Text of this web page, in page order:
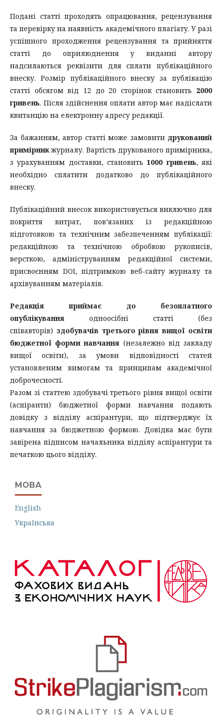
Подані статті проходять опрацювання, рецензування
та перевірку на наявність академічного плагіату. У разі
успішного проходження рецензування та прийняття
статті до оприлюднення у виданні автору
надсилаються реквізити для сплати публікаційного
внеску. Розмір публікаційного внеску за публікацію
статті обсягом від 12 до 20 сторінок становить 2000
гривень. Після здійснення оплати автор має надіслати
квитанцію на електронну адресу редакції.
За бажанням, автор статті може замовити друкований
примірникжурналу. Вартість друкованого примірника,
з урахуванням доставки, становить1000 гривень, які
необхідно сплатити додатково до публікаційного
внеску.
Публікаційний внесок використовується виключно для
покриття витрат, пов’язаних із редакційною
підготовкою та технічним забезпеченням публікації:
редакційною та технічною обробкою рукописів,
версткою, адмініструванням редакційної системи,
присвоєнням DOI, підтримкою веб-сайту журналу та
архівуванням матеріалів.
Редакція приймає до безоплатного
опублікування одноосібні статті (без
співавторів) здобувачів третього рівня вищої освіти
бюджетної форми навчання (незалежно від закладу
вищої освіти), за умови відповідності статей
установленим вимогам та принципам академічної
доброчесності.
Разом зі статтею здобувачі третього рівня вищої освіти
(аспіранти) бюджетної форми навчання подають
довідку з відділу аспірантури, що підтверджує їх
навчання за бюджетною формою. Довідка має бути
завірена підписом начальника відділу аспірантури та
печаткою цього відділу.
МОВА
English
Українська